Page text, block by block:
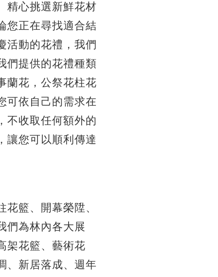
精心挑選新鮮花材
您正在尋找適合結
活動的花禮，我們
們提供的花禮種類
蘭花，公祭花柱花
可依自己的需求在
不收取任何額外的
讓您可以順利傳達
籃、開幕榮陞、
們為林內各大展
架花籃、藝術花
、新居落成、週年